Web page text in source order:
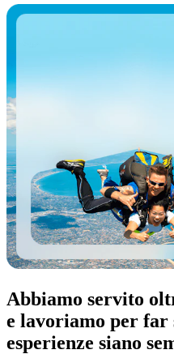
Abbiamo servito
e lavoriamo per far
esperienze siano